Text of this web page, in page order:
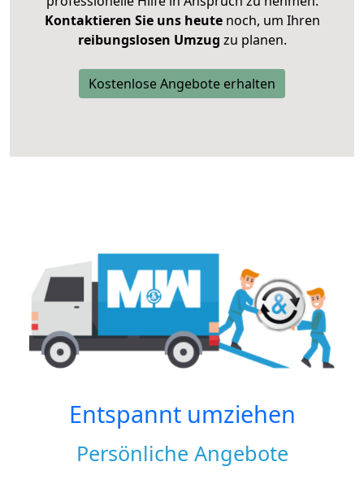
Kontaktieren Sie uns heutenoch, um Ihren
reibungslosen Umzug zu planen.
Kostenlose Angebote erhalten
Entspannt umziehen
Persönliche Angebote